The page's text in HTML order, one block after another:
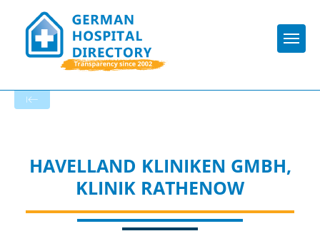
HAVELLAND KLINIKEN GMBH,
KLINIK RATHENOW